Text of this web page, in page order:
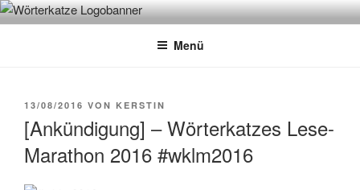
Zum
InhaltWÖRTERKATZE
Von Büchern erzählen
Menü
VERÖFFENTLICHT
13/08/2016 VON KERSTIN
[Ankündigung] – Wörterkatzes Lese-
Marathon 2016 #wklm2016